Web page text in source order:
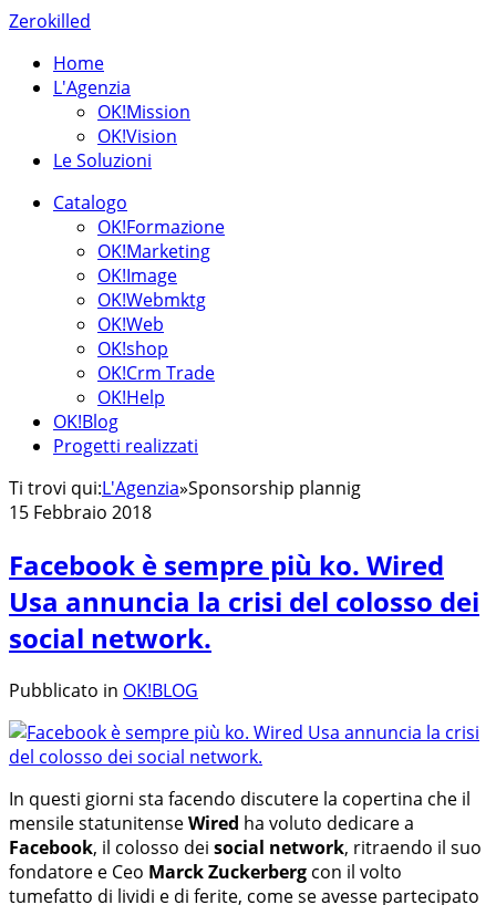
Zerokilled
Home
L'Agenzia
OK!Mission
OK!Vision
Le Soluzioni
Catalogo
OK!Formazione
OK!Marketing
OK!Image
OK!Webmktg
OK!Web
OK!shop
OK!Crm Trade
OK!Help
OK!Blog
Progetti realizzati
Ti trovi qui:L'Agenzia»Sponsorship plannig
15 Febbraio 2018
Facebook è sempre più ko. Wired
Usa annuncia la crisi del colosso dei
social network.
Pubblicato in OK!BLOG
In questi giorni sta facendo discutere la copertina che il
mensile statunitenseWired ha voluto dedicare a
Facebook, il colosso dei social network, ritraendo il suo
fondatore e Ceo Marck Zuckerberg con il volto
tumefatto di lividi e di ferite, come se avesse partecipato